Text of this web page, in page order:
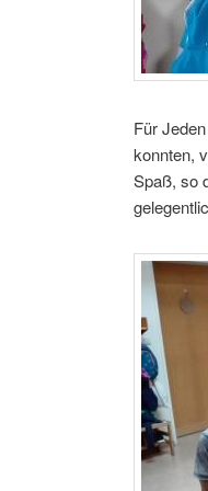
Für
konnten,
Spaß, so